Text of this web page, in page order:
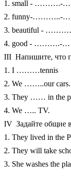
1. small -
2. funny-
3. beautiful -
4. good -
III Напишите, что
1. I ………tennis
2. We ……..our cars.
3. They …… in the
4. We ….. TV.
IV Задайте общие
1. They lived in the
2. They will take
3. She washes the